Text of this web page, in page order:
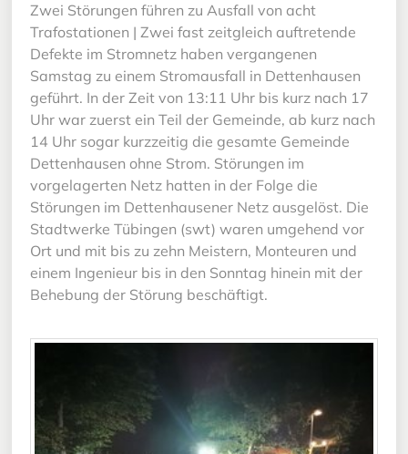
Zwei Störungen führen zu Ausfall von acht
Trafostationen | Zwei fast zeitgleich auftretende
Defekte im Stromnetz haben vergangenen
Samstag zu einem Stromausfall in Dettenhausen
geführt. In der Zeit von 13:11 Uhr bis kurz nach 17
Uhr war zuerst ein Teil der Gemeinde, ab kurz nach
14 Uhr sogar kurzzeitig die gesamte Gemeinde
Dettenhausen ohne Strom. Störungen im
vorgelagerten Netz hatten in der Folge die
Störungen im Dettenhausener Netz ausgelöst. Die
Stadtwerke Tübingen (swt) waren umgehend vor
Ort und mit bis zu zehn Meistern, Monteuren und
einem Ingenieur bis in den Sonntag hinein mit der
Behebung der Störung beschäftigt.